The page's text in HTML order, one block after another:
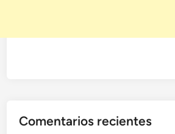
Comentarios recientes